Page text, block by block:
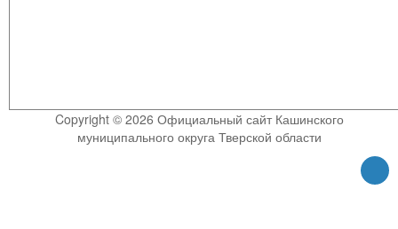
Copyright © 2026 Официальный сайт Кашинского
муниципального округа Тверской области